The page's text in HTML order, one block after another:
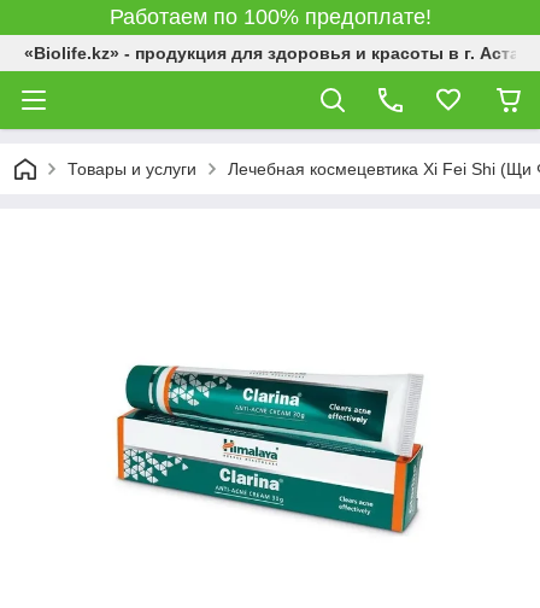
Работаем по 100% предоплате!
«Biolife.kz» - продукция для здоровья и красоты в г. Астана
Товары и услуги Лечебная космецевтика Xi Fei Shi